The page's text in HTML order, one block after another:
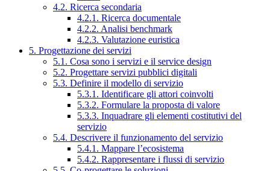
4.2. Ricerca secondaria
4.2.1. Ricerca documentale
4.2.2. Analisi benchmark
4.2.3. Valutazione euristica
5. Progettazione dei servizi
5.1. Cosa sono i servizi e il service design
5.2. Progettare servizi pubblici digitali
5.3. Definire il modello di servizio
5.3.1. Identificare gli attori coinvolti
5.3.2. Formulare la proposta di valore
5.3.3. Inquadrare gli elementi costitutivi del
servizio
5.4. Descrivere il funzionamento del servizio
5.4.1. Mappare l’ecosistema
5.4.2. Rappresentare i flussi di servizio